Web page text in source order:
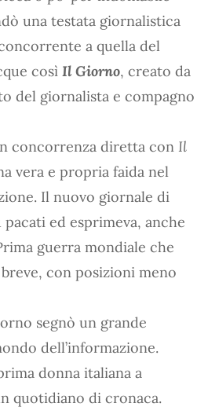
una testata giornalistica
a quella del
così Il Giorno, creato da
del giornalista e compagno
concorrenza diretta con Il
vera e propria faida nel
Il nuovo giornale di
ed esprimeva, anche
guerra mondiale che
con posizioni meno
segnò un grande
dell’informazione.
donna italiana a
quotidiano di cronaca.